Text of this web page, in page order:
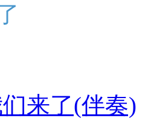
来了(伴奏)